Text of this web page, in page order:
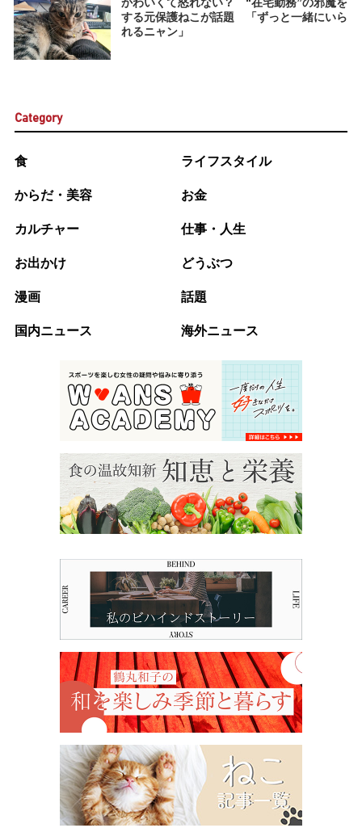
する元保護ねこが話題 「ずっと一緒にいら
れるニャン」
Category
食 ライフスタイル
からだ・美容 お金
カルチャー 仕事・人生
お出かけ どうぶつ
漫画 話題
国内ニュース 海外ニュース